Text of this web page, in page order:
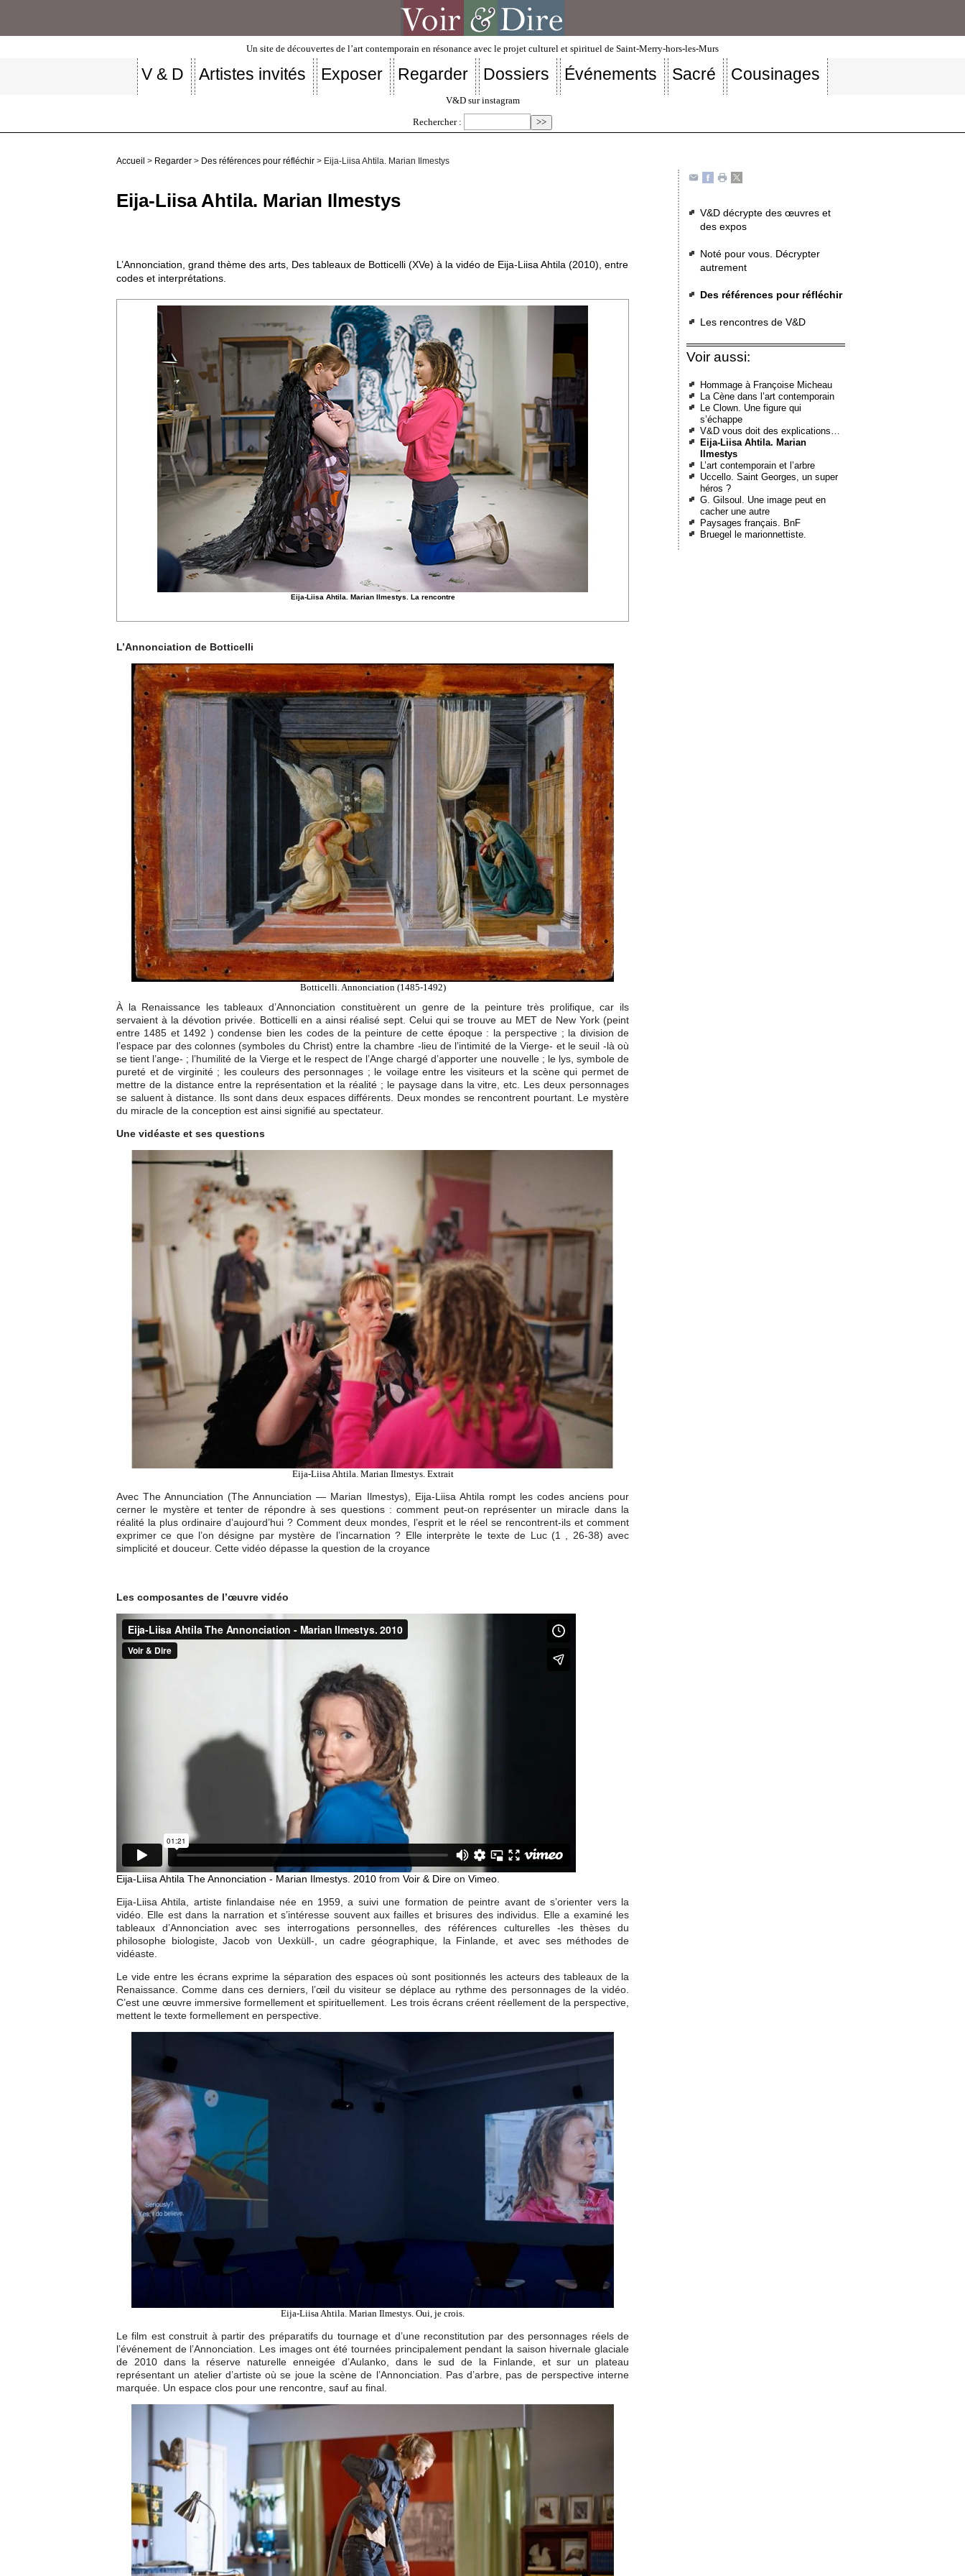
Un site de découvertes de l’art contemporain en résonance avec le projet culturel et spirituel de Saint-Merry-hors-les-Murs
V & D Artistes invités Exposer Regarder Dossiers Événements Sacré Cousinages
V&D sur instagram
Rechercher :
Accueil > Regarder > Des références pour réfléchir > Eija-Liisa Ahtila. Marian Ilmestys
Eija-Liisa Ahtila. Marian Ilmestys
L’Annonciation, grand thème des arts, Des tableaux de Botticelli (XVe) à la vidéo de Eija-Liisa Ahtila (2010), entre
codes et interprétations.
Eija-Liisa Ahtila. Marian Ilmestys. La rencontre
L’Annonciation de Botticelli
Botticelli. Annonciation (1485-1492)
À la Renaissance les tableaux d’Annonciation constituèrent un genre de la peinture très prolifique, car ils
servaient à la dévotion privée. Botticelli en a ainsi réalisé sept. Celui qui se trouve au MET de New York (peint
entre 1485 et 1492 ) condense bien les codes de la peinture de cette époque : la perspective ; la division de
l’espace par des colonnes (symboles du Christ) entre la chambre -lieu de l’intimité de la Vierge- et le seuil -là où
se tient l’ange- ; l’humilité de la Vierge et le respect de l’Ange chargé d’apporter une nouvelle ; le lys, symbole de
pureté et de virginité ; les couleurs des personnages ; le voilage entre les visiteurs et la scène qui permet de
mettre de la distance entre la représentation et la réalité ; le paysage dans la vitre, etc. Les deux personnages
se saluent à distance. Ils sont dans deux espaces différents. Deux mondes se rencontrent pourtant. Le mystère
du miracle de la conception est ainsi signifié au spectateur.
Une vidéaste et ses questions
Eija-Liisa Ahtila. Marian Ilmestys. Extrait
Avec The Annunciation (The Annunciation — Marian Ilmestys), Eija-Liisa Ahtila rompt les codes anciens pour
cerner le mystère et tenter de répondre à ses questions : comment peut-on représenter un miracle dans la
réalité la plus ordinaire d’aujourd’hui ? Comment deux mondes, l’esprit et le réel se rencontrent-ils et comment
exprimer ce que l’on désigne par mystère de l’incarnation ? Elle interprète le texte de Luc (1 , 26-38) avec
simplicité et douceur. Cette vidéo dépasse la question de la croyance
Les composantes de l’œuvre vidéo
Eija-Liisa Ahtila The Annonciation - Marian Ilmestys. 2010 from Voir & Dire on Vimeo
Eija-Liisa Ahtila, artiste finlandaise née en 1959, a suivi une formation de peintre avant de s’orienter vers la
vidéo. Elle est dans la narration et s’intéresse souvent aux failles et brisures des individus. Elle a examiné les
tableaux d’Annonciation avec ses interrogations personnelles, des références culturelles -les thèses du
philosophe biologiste, Jacob von Uexküll-, un cadre géographique, la Finlande, et avec ses méthodes de
vidéaste.
Le vide entre les écrans exprime la séparation des espaces où sont positionnés les acteurs des tableaux de la
Renaissance. Comme dans ces derniers, l’œil du visiteur se déplace au rythme des personnages de la vidéo.
C’est une œuvre immersive formellement et spirituellement. Les trois écrans créent réellement de la perspective,
mettent le texte formellement en perspective.
Eija-Liisa Ahtila. Marian Ilmestys. Oui, je crois.
Le film est construit à partir des préparatifs du tournage et d’une reconstitution par des personnages réels de
l’événement de l’Annonciation. Les images ont été tournées principalement pendant la saison hivernale glaciale
de 2010 dans la réserve naturelle enneigée d’Aulanko, dans le sud de la Finlande, et sur un plateau
représentant un atelier d’artiste où se joue la scène de l’Annonciation. Pas d’arbre, pas de perspective interne
marquée. Un espace clos pour une rencontre, sauf au final.
V&D décrypte des œuvres et
des expos
Noté pour vous. Décrypter
autrement
Des références pour réfléchir
Les rencontres de V&D
Voir aussi:
Hommage à Françoise Micheau
La Cène dans l’art contemporain
Le Clown. Une figure qui
s’échappe
V&D vous doit des explications…
Eija-Liisa Ahtila. Marian
Ilmestys
L’art contemporain et l’arbre
Uccello. Saint Georges, un super
héros ?
G. Gilsoul. Une image peut en
cacher une autre
Paysages français. BnF
Bruegel le marionnettiste.